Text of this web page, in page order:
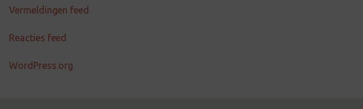
Vermeldingen feed
Reacties feed
WordPress.org